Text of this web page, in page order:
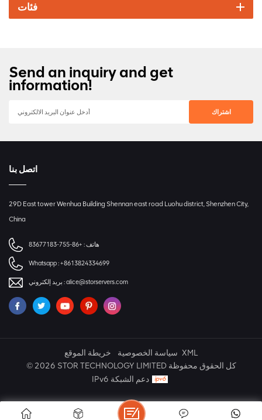
فئات
Send an inquiry and get
information!
اتصل بنا
29D East tower Wenhua Building Shennan east road Luohu district, Shenzhen City,
China
هاتف : +86-755-83677183
Whatsapp :+8613824334699
بريد إلكتروني :alice@storservers.com
خريطة الموقع سياسة الخصوصية XML
© 2026 STOR TECHNOLOGY LIMITED كل الحقوق محفوظة
IPv6 دعم الشبكة